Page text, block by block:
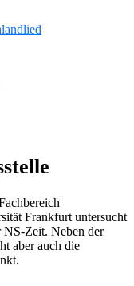
Frankfurt untersucht
NS-Zeit. Neben der
aber auch die